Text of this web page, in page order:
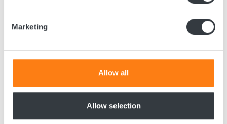
Identify your device by actively scanning it for
Find out more about how your personal data is processed
We use cookies to personalise content and ads, to
We also share information about your use of our site with
our social media, advertising and analytics partners who
may combine it with other information that you’ve
Marketing
Allow all
Allow selection